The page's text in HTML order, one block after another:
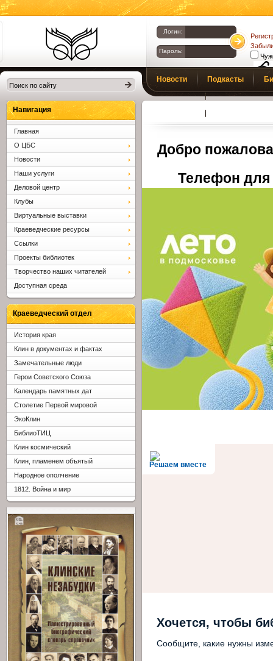
Библиотеки
Клина. Клинская
ЦБС.
Логин:
Пароль:
Новости Подкасты
Добро
Телефон для
Решаем вместе
Хочется, чтобы
Сообщите, какие нужны
Навигация
Главная
О ЦБС
Новости
Наши услуги
Деловой центр
Клубы
Виртуальные выставки
Краеведческие ресурсы
Ссылки
Проекты библиотек
Творчество наших читателей
Доступная среда
Краеведческий отдел
История края
Клин в документах и фактах
Замечательные люди
Герои Советского Союза
Календарь памятных дат
Столетие Первой мировой
ЭкоКлин
БиблиоТИЦ
Клин космический
Клин, пламенем объятый
Народное ополчение
1812. Война и мир